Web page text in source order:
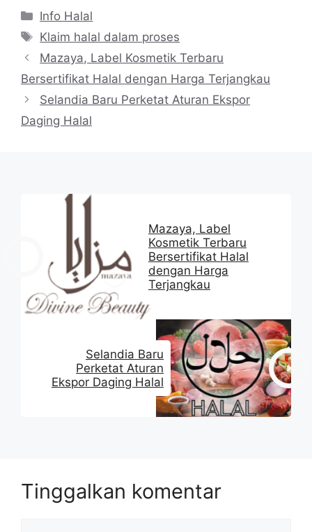
Kategori
Info Halal
Tag
Klaim halal dalam proses
Mazaya, Label Kosmetik Terbaru
Bersertifikat Halal dengan Harga Terjangkau
Selandia Baru Perketat Aturan Ekspor
Daging Halal
Mazaya, Label
Kosmetik Terbaru
Bersertifikat Halal
dengan Harga
Terjangkau
Selandia Baru
Perketat Aturan
Ekspor Daging Halal
Tinggalkan komentar